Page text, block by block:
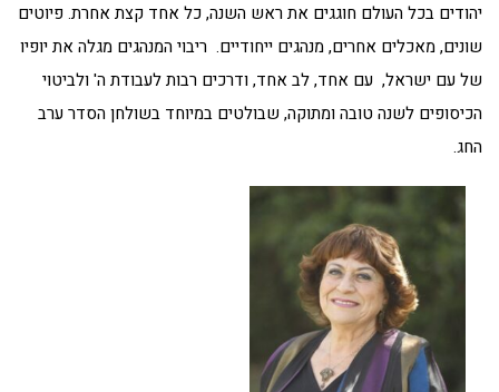
יהודים בכל העולם חוגגים את ראש השנה, כל אחד קצת אחרת. פיוטים
שונים, מאכלים אחרים, מנהגים ייחודיים. ריבוי המנהגים מגלה את יופיו
של עם ישראל, עם אחד, לב אחד, ודרכים רבות לעבודת ה' ולביטוי
הכיסופים לשנה טובה ומתוקה, שבולטים במיוחד בשולחן הסדר ערב
החג.